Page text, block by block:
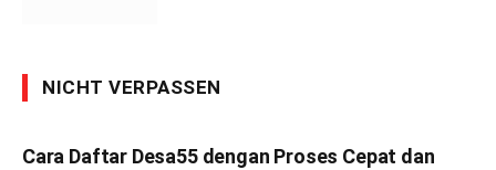
NICHT VERPASSEN
Cara Daftar Desa55 dengan Proses Cepat dan